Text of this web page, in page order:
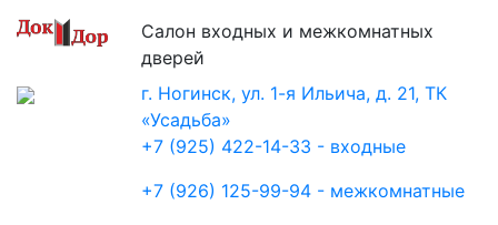
Салон входных и межкомнатных
дверей
г. Ногинск, ул. 1-я Ильича, д. 21, ТК
«Усадьба»
+7 (925) 422-14-33 - входные
+7 (926) 125-99-94 - межкомнатные